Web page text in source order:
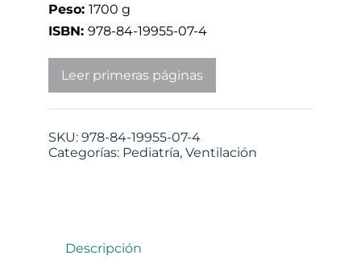
Peso: 1700 g
ISBN: 978-84-19955-07-4
Leer primeras páginas
SKU: 978-84-19955-07-4
Categorías: Pediatría, Ventilación
Descripción